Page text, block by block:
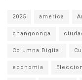
2025 america
changoonga
Columna Digital
economia